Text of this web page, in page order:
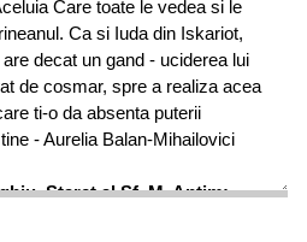
Care toate le vedea si le
Ca si Iuda din Iskariot,
decat un gand - uciderea lui
de cosmar, spre a realiza acea
ti-o da absenta puterii
- Aurelia Balan-Mihailovici
Stareț al Sf. M. Antim:
peste care nu se poate